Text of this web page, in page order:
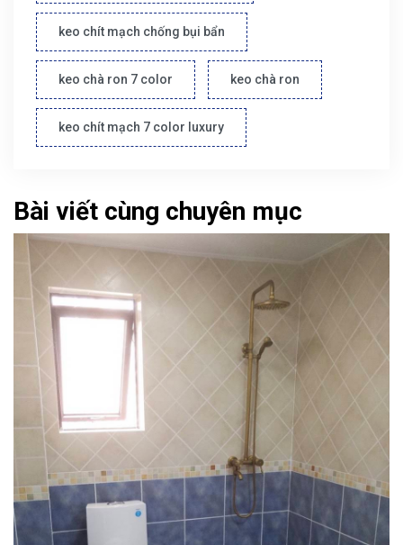
keo chít mạch chống bụi bẩn
keo chà ron 7 color keo chà ron
keo chít mạch 7 color luxury
Bài viết cùng chuyên mục